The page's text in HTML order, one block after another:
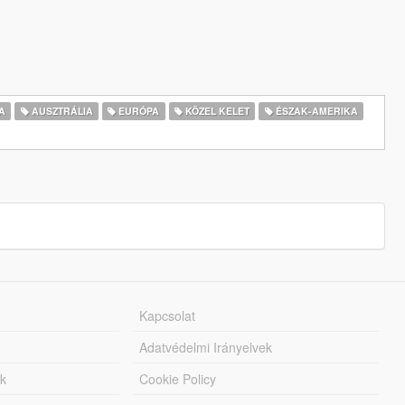
AUSZTRÁLIA EURÓPA KÖZEL KELET ÉSZAK-AMERIKA
Kapcsolat
Adatvédelmi Irányelvek
Cookie Policy